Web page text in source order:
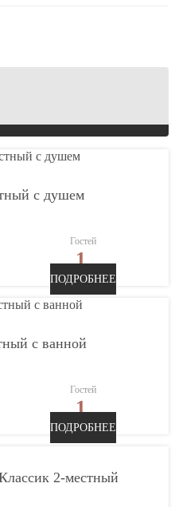
с душем
Гостей
1
ПОДРОБНЕЕ
с ванной
Гостей
1
ПОДРОБНЕЕ
2-местный